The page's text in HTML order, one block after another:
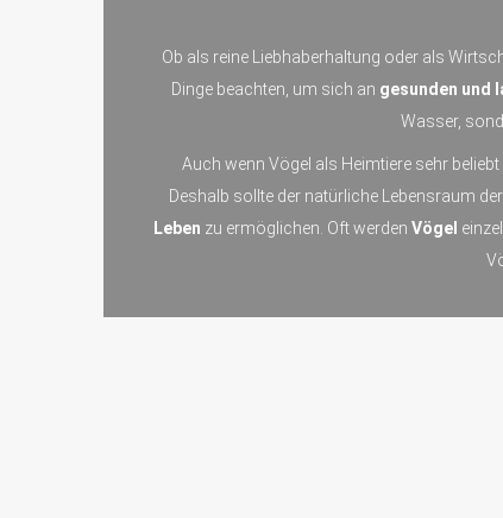
Ob als reine Liebhaberhaltung oder als
Dinge beachten, um sich an gesunden und
Wasser,
Auch wenn Vögel als Heimtiere sehr
Deshalb sollte der natürliche Lebensraum
Leben zu ermöglichen. Oft werden Vögel